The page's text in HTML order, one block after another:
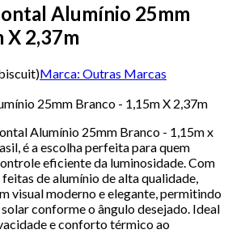
Alumínio 25mm
X 2,37m
)Marca: Outras Marcas
25mm Branco - 1,15m X 2,37m
Alumínio 25mm Branco - 1,15m x
é a escolha perfeita para quem
eficiente da luminosidade. Com
de alumínio de alta qualidade,
visual moderno e elegante, permitindo
conforme o ângulo desejado. Ideal
e conforto térmico ao